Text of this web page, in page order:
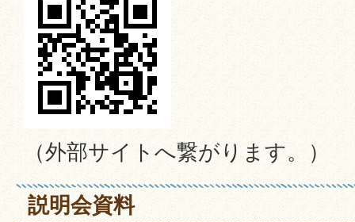
（外部サイトへ繋がります。）
説明会資料